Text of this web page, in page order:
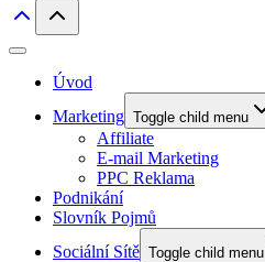
Úvod
Marketing Toggle child menu
Affiliate
E-mail Marketing
PPC Reklama
Podnikání
Slovník Pojmů
Sociální Sítě Toggle child menu